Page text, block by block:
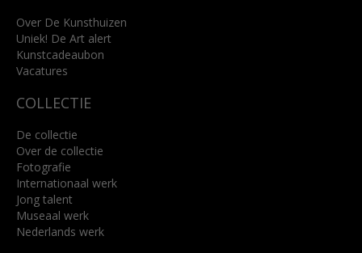
info@kunsthuisbreda.nl
Lees meer
Over De Kunsthuizen
Uniek! De Art alert
Kunstcadeaubon
Vacatures
COLLECTIE
De collectie
Over de collectie
Fotografie
Internationaal werk
Jong talent
Museaal werk
Nederlands werk